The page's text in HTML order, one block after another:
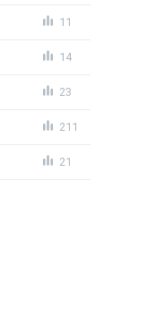
11
14
23
211
21